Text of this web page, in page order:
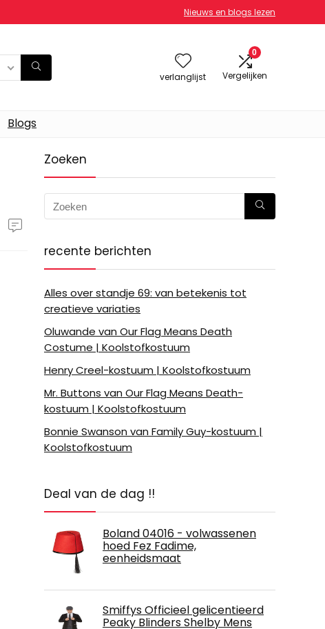
Nieuws en blogs lezen
verlanglijst
0
Vergelijken
Blogs
Zoeken
recente berichten
Alles over standje 69: van betekenis tot
creatieve variaties
Oluwande van Our Flag Means Death
Costume | Koolstofkostuum
Henry Creel-kostuum | Koolstofkostuum
Mr. Buttons van Our Flag Means Death-
kostuum | Koolstofkostuum
Bonnie Swanson van Family Guy-kostuum |
Koolstofkostuum
Deal van de dag !!
Boland 04016 - volwassenen
hoed Fez Fadime,
eenheidsmaat
Smiffys Officieel gelicentieerd
Peaky Blinders Shelby Mens